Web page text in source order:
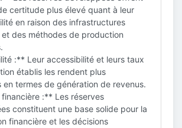
certitude plus élevé quant à leur
en raison des infrastructures
des méthodes de production
:** Leur accessibilité et leurs taux
établis les rendent plus
en termes de génération de revenus.
:** Les réserves
constituent une base solide pour la
financière et les décisions